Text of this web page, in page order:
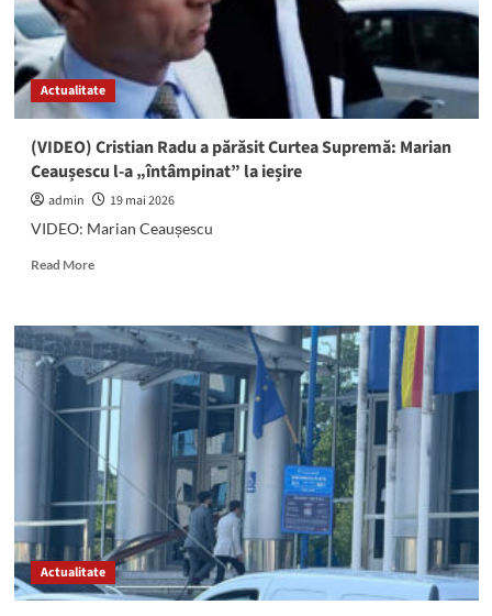
la
locul
de
Actualitate
(VIDEO) Cristian Radu a părăsit Curtea Supremă: Marian
Ceaușescu l-a „întâmpinat” la ieșire
admin
19 mai 2026
VIDEO: Marian Ceaușescu
Read MoreRead
(VIDEO)
Cristian
Radu
a
părăsit
Curtea
Supremă:
Marian
Ceaușescu
l-
a
„întâmpinat”
la
ieșire
Actualitate